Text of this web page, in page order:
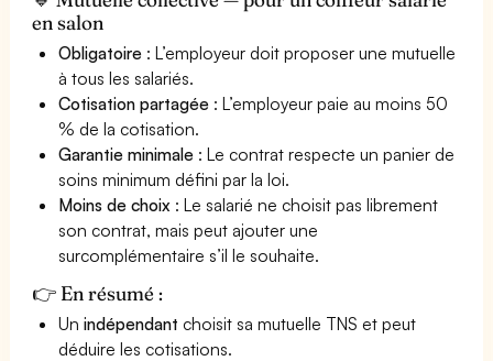
en salon
Obligatoire : L’employeur doit proposer une mutuelle
à tous les salariés.
Cotisation partagée : L’employeur paie au moins 50
% de la cotisation.
Garantie minimale : Le contrat respecte un panier de
soins minimum défini par la loi.
Moins de choix : Le salarié ne choisit pas librement
son contrat, mais peut ajouter une
surcomplémentaire s’il le souhaite.
👉 En résumé :
Unindépendant choisit sa mutuelle TNS et peut
déduire les cotisations.